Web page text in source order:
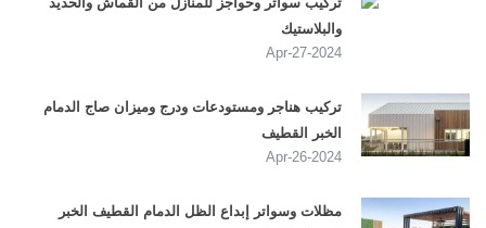
والبلاستيك
2024-Apr-27
تركيب هناجر ومستودعات ودرج وميزان صاج الدمام
الخبر القطيف
2024-Apr-26
مظلات وسواتر إبداع الظل الدمام القطيف الخبر